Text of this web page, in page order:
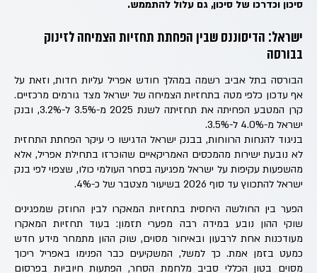
סיכון וכדרכו של סיכון, גם עלול להתממש.
ישראל: הדיסוננס שבין הפחתת תחזיות הצמיחה לזינוק
בבורסה
הבורסה בתל אביב רשמה במהלך חודש אפריל עליות חדות, וזאת על
אף עדכון כלפי מטה בתחזיות הצמיחה של ישראל מצד גורמים מרכזיים.
קרן המטבע הפחיתה את תחזיתה לשנת 2025 מ-3.5% ל-3.2%, ובנק
ישראל מ-4.0% ל-3.5%.
בניגוד להנחות הרווחות, בבנק ישראל הדגישו כי עיקר הפחתת התחזית
לא נובעת ישירות מהמכסים האמריקאיים שהוכרזו בתחילת אפריל, אלא
מהשפעות עקיפות על ישראל מפגיעה בסחר העולמי כולו, שצפוי לפי בנק
ישראל להתכווץ עד סוף 2026 בשיעור מצטבר של כ-4%.
הפער בין החולשה היחסית בתחזיות המאקרו לבין החוזק שמפגינים
שוקי ההון נובע במידה רבה מפערי תזמון: בעוד תחזיות המאקרו
מעודכנות אחת לרבעון ובאיחור מסוים, שוק ההון מתמחר מידע חדש
כמעט בזמן אמת. כך למשל, המשקיעים כבר הפנימו באפריל ריכוך
מסוים בטון הכללי סביב מלחמת הסחר, הפתעות חיוביות בפרסום